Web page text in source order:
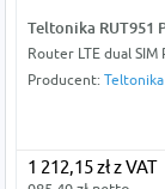
Teltonika RUT951
Router LTE dual SIM
Producent: Teltonika
1 212,15 zł z VAT